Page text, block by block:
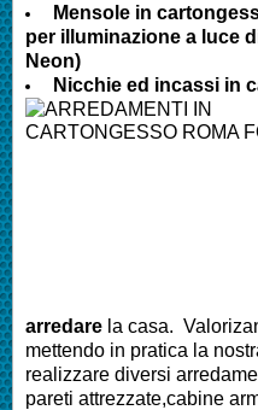
Mensole in
per illuminazione a luce
Neon)
Nicchie ed incassi in
arredare la casa.
mettendo in pratica la
realizzare diversi
pareti attrezzate,cabine